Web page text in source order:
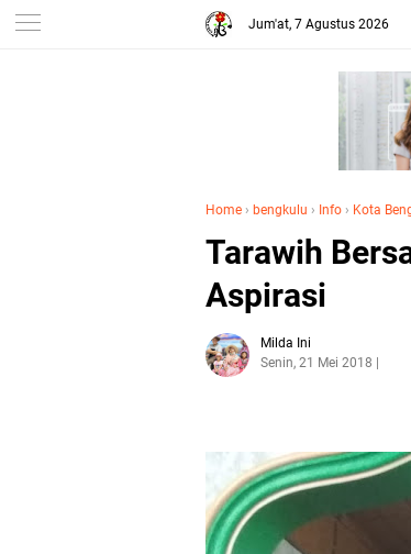
Jum'at, 7 Agustus 2026
Home › bengkulu › Info › Kota
Tarawih
Aspirasi
Milda Ini
Senin, 21 Mei 2018